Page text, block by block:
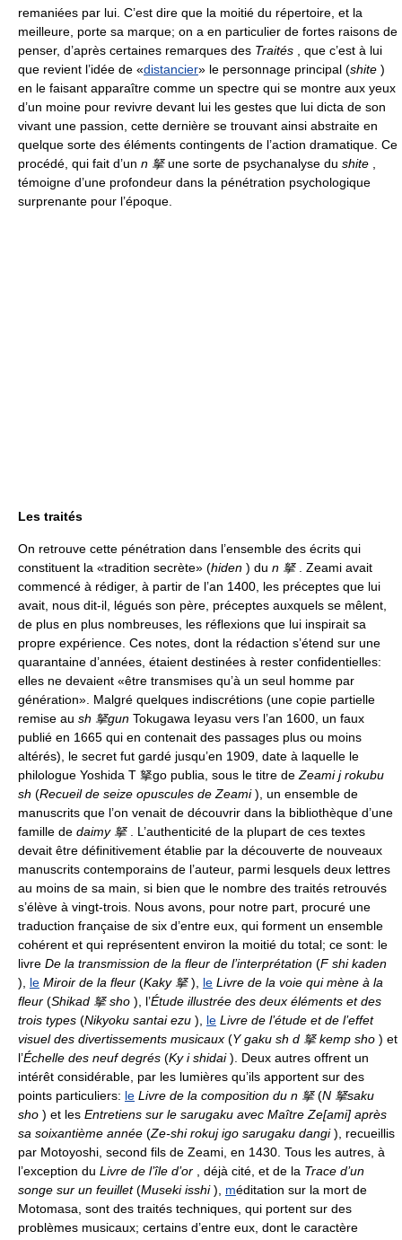
remaniées par lui. C’est dire que la moitié du répertoire, et la
meilleure, porte sa marque; on a en particulier de fortes raisons de
penser, d’après certaines remarques des Traités , que c’est à lui
que revient l’idée de «distancier» le personnage principal (shite )
en le faisant apparaître comme un spectre qui se montre aux yeux
d’un moine pour revivre devant lui les gestes que lui dicta de son
vivant une passion, cette dernière se trouvant ainsi abstraite en
quelque sorte des éléments contingents de l’action dramatique. Ce
procédé, qui fait d’un n 拏une sorte de psychanalyse du shite
témoigne d’une profondeur dans la pénétration psychologique
surprenante pour l’époque.
Les traités
On retrouve cette pénétration dans l’ensemble des écrits qui
constituent la «tradition secrète» (hiden ) du n 拏. Zeami avait
commencé à rédiger, à partir de l’an 1400, les préceptes que lui
avait, nous dit-il, légués son père, préceptes auxquels se mêlent,
de plus en plus nombreuses, les réflexions que lui inspirait sa
propre expérience. Ces notes, dont la rédaction s’étend sur une
quarantaine d’années, étaient destinées à rester confidentielles:
elles ne devaient «être transmises qu’à un seul homme par
génération». Malgré quelques indiscrétions (une copie partielle
remise au sh 拏gun Tokugawa Ieyasu vers l’an 1600, un faux
publié en 1665 qui en contenait des passages plus ou moins
altérés), le secret fut gardé jusqu’en 1909, date à laquelle le
philologue Yoshida T 拏go publia, sous le titre de Zeami j rokubu
sh (Recueil de seize opuscules de Zeami), un ensemble de
manuscrits que l’on venait de découvrir dans la bibliothèque d’une
famille de daimy 拏. L’authenticité de la plupart de ces textes
devait être définitivement établie par la découverte de nouveaux
manuscrits contemporains de l’auteur, parmi lesquels deux lettres
au moins de sa main, si bien que le nombre des traités retrouvés
s’élève à vingt-trois. Nous avons, pour notre part, procuré une
traduction française de six d’entre eux, qui forment un ensemble
cohérent et qui représentent environ la moitié du total; ce sont: le
livre De la transmission de la fleur de l’interprétation (F shi kaden
), le Miroir de la fleur (Kaky 拏), le Livre de la voie qui mène à la
fleur (Shikad 拏 sho ), l’Étude illustrée des deux éléments et des
trois types (Nikyoku santai ezu ), le Livre de l’étude et de l’effet
visuel des divertissements musicaux (Y gaku sh d 拏 kemp sho ) et
l’Échelle des neuf degrés (Ky i shidai). Deux autres offrent un
intérêt considérable, par les lumières qu’ils apportent sur des
points particuliers: le Livre de la composition du n 拏(N 拏saku
sho ) et les Entretiens sur le sarugaku avec Maître Ze[ami] après
sa soixantième année (Ze-shi rokuj igo sarugaku dangi), recueillis
par Motoyoshi, second fils de Zeami, en 1430. Tous les autres, à
l’exception du Livre de l’île d’or , déjà cité, et de la Trace d’un
songe sur un feuillet(Museki isshi), méditation sur la mort de
Motomasa, sont des traités techniques, qui portent sur des
problèmes musicaux; certains d’entre eux, dont le caractère